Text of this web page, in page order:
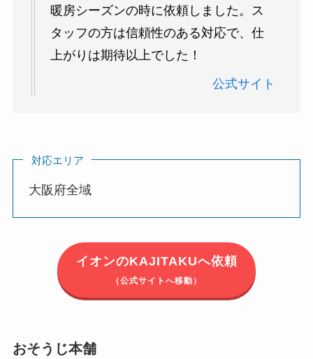
暖房シーズンの時に依頼しました。ス
タッフの方は信頼性のある対応で、仕
上がりは期待以上でした！
公式サイト
対応エリア
大阪府全域
イオンのKAJITAKUへ依頼
（公式サイトへ移動）
おそうじ本舗